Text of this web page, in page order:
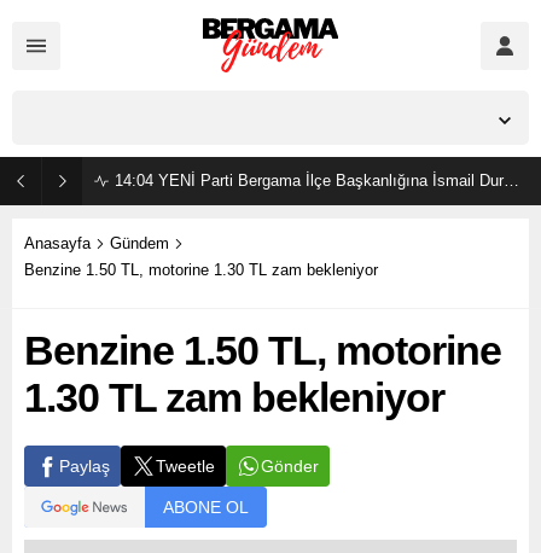
14:04 YENİ Parti Bergama İlçe Başkanlığına İsmail Durmaz görevlendirildi
Anasayfa
Gündem
Benzine 1.50 TL, motorine 1.30 TL zam bekleniyor
Benzine 1.50 TL, motorine
1.30 TL zam bekleniyor
Paylaş Tweetle Gönder
ABONE OL